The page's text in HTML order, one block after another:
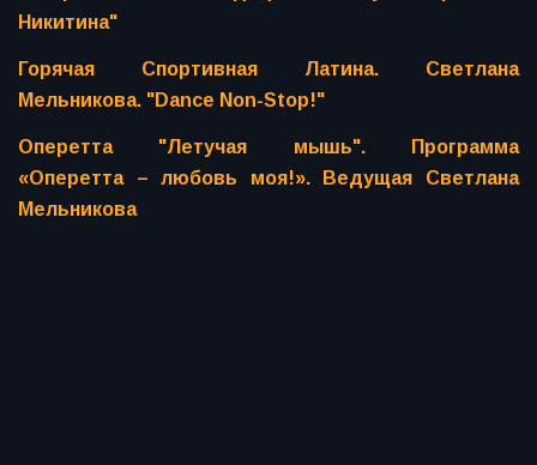
Никитина"
Горячая Спортивная Латина. Светлана
Мельникова. "Dance Non-Stop!"
Оперетта "Летучая мышь". Программа
«Оперетта – любовь моя!». Ведущая Светлана
Мельникова